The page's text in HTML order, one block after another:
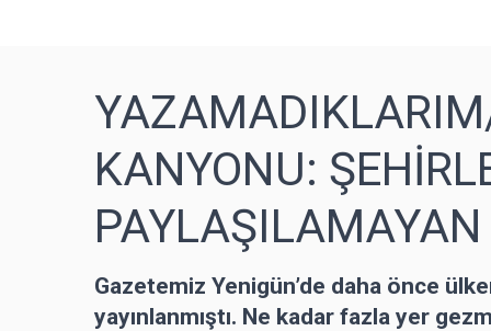
KANYONU:
Gazetemiz Yenigün’de daha önce
yayınlanmıştı. Ne kadar fazla yer